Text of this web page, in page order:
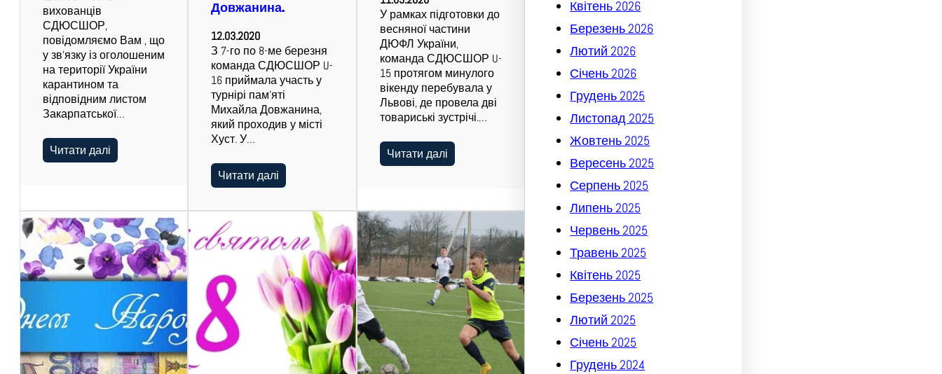
вихованців
СДЮСШОР,
повідомляємо Вам , що
у зв’язку із оголошеним
на території України
карантином та
відповідним листом
Закарпатської…
Читати далі
Довжанина.
12.03.2020
З 7-го по 8-ме березня
команда СДЮСШОР U-
16 приймала участь у
турнірі пам’яті
Михайла Довжанина,
який проходив у місті
Хуст. У…
Читати далі
У рамках підготовки до
весняної частини
ДЮФЛ України,
команда СДЮСШОР U-
15 протягом минулого
вікенду перебувала у
Львові, де провела дві
товариські зустрічі.…
Читати далі
Квітень 2026
Березень 2026
Лютий 2026
Січень 2026
Грудень 2025
Листопад 2025
Жовтень 2025
Вересень 2025
Серпень 2025
Липень 2025
Червень 2025
Травень 2025
Квітень 2025
Березень 2025
Лютий 2025
Січень 2025
Грудень 2024